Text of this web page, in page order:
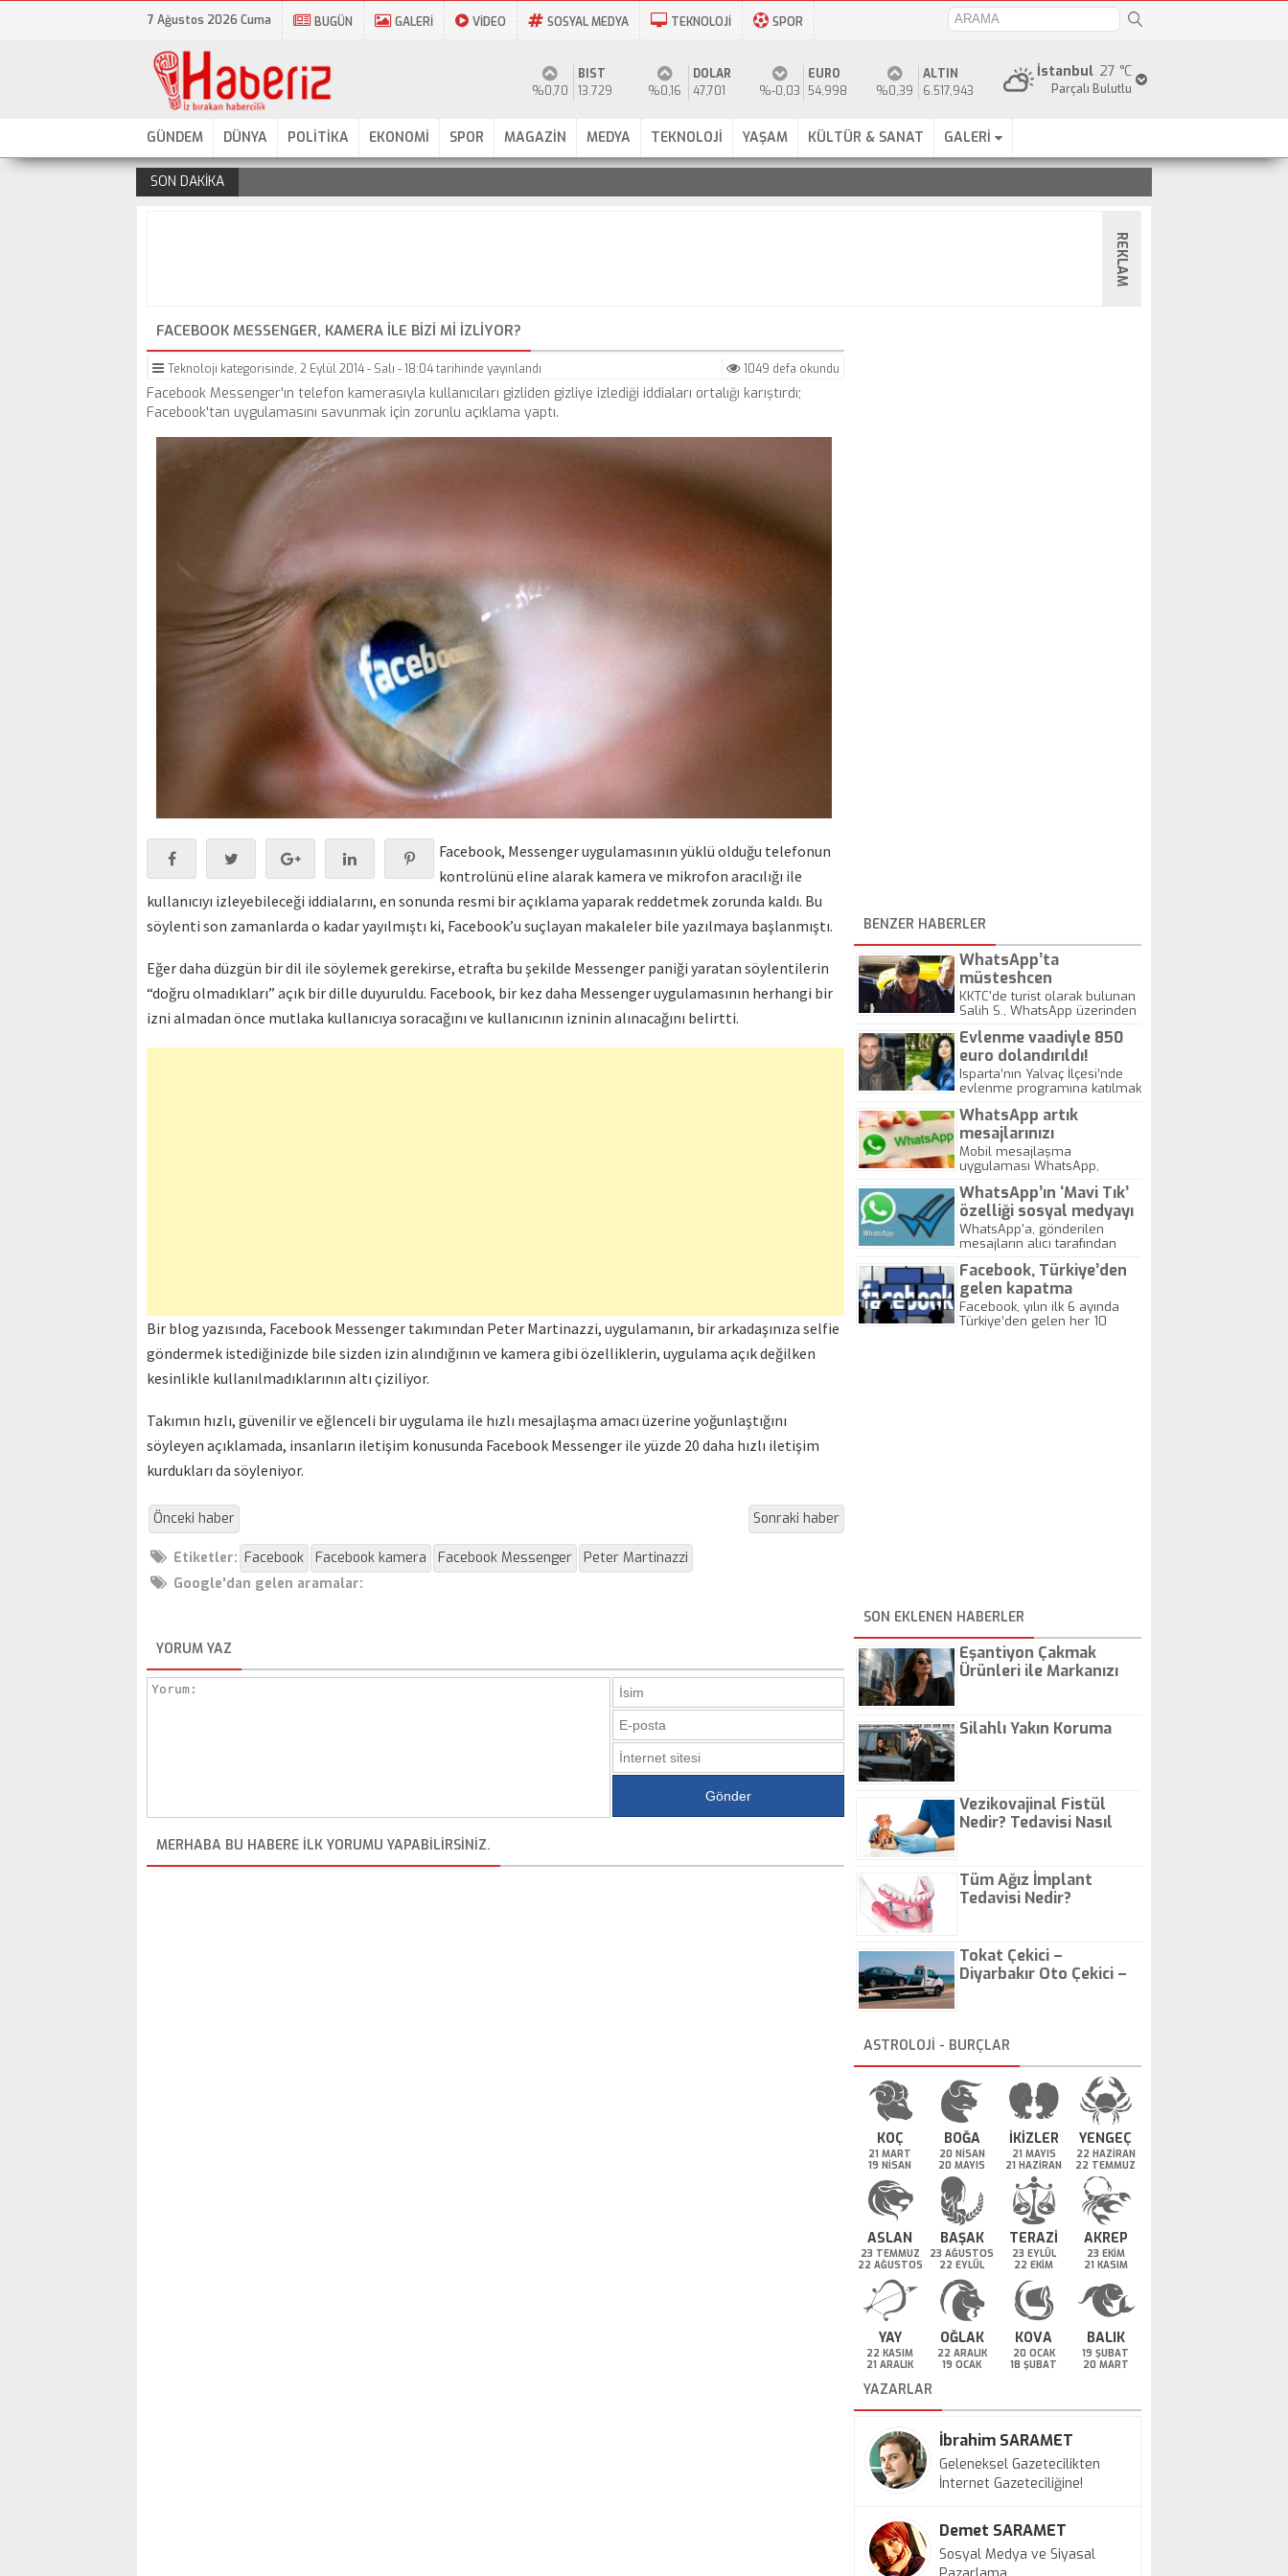
7 Ağustos 2026 Cuma BUGÜN GALERİ VİDEO SOSYAL MEDYA TEKNOLOJİ SPOR
27 °C
İstanbul
Parçalı Bulutlu
%0,70
BIST
13.729
%0,16
DOLAR
47,701
%-0,03
EURO
54,998
%0,39
ALTIN
6.517,943
GÜNDEM DÜNYA POLİTİKA EKONOMİ SPOR MAGAZİN MEDYA TEKNOLOJİ YAŞAM KÜLTÜR & SANAT GALERİ
SON DAKİKA
REKLAM
FACEBOOK MESSENGER, KAMERA ILE BIZI MI IZLIYOR?
1049 defa okundu
Teknoloji kategorisinde, 2 Eylül 2014 - Salı - 18:04tarihinde yayınlandı
Facebook Messenger'ın telefon kamerasıyla kullanıcıları gizliden gizliye izlediği iddiaları ortalığı karıştırdı;
Facebook'tan uygulamasını savunmak için zorunlu açıklama yaptı.
Facebook, Messenger uygulamasının yüklü olduğu telefonun
kontrolünü eline alarak kamera ve mikrofon aracılığı ile
kullanıcıyı izleyebileceği iddialarını, en sonunda resmi bir açıklama yaparak reddetmek zorunda kaldı. Bu
söylenti son zamanlarda o kadar yayılmıştı ki, Facebook’u suçlayan makaleler bile yazılmaya başlanmıştı.
Eğer daha düzgün bir dil ile söylemek gerekirse, etrafta bu şekilde Messenger paniği yaratan söylentilerin
“doğru olmadıkları” açık bir dille duyuruldu. Facebook, bir kez daha Messenger uygulamasının herhangi bir
izni almadan önce mutlaka kullanıcıya soracağını ve kullanıcının izninin alınacağını belirtti.
Bir blog yazısında, Facebook Messenger takımından Peter Martinazzi, uygulamanın, bir arkadaşınıza selfie
göndermek istediğinizde bile sizden izin alındığının ve kamera gibi özelliklerin, uygulama açık değilken
kesinlikle kullanılmadıklarının altı çiziliyor.
Takımın hızlı, güvenilir ve eğlenceli bir uygulama ile hızlı mesajlaşma amacı üzerine yoğunlaştığını
söyleyen açıklamada, insanların iletişim konusunda Facebook Messenger ile yüzde 20 daha hızlı iletişim
kurdukları da söyleniyor.
Önceki haber Sonraki haber
Etiketler: Facebook Facebook kamera Facebook Messenger
Peter Martinazzi
Google'dan gelen aramalar:
YORUM YAZ
MERHABA BU HABERE ILK YORUMU YAPABILIRSINIZ.
BENZER HABERLER
WhatsApp’ta
müsteshcen
görüntülerini yayan
adam tutuklandı
KKTC'de turist olarak bulunan
Salih S., WhatsApp üzerinden
kadının müstehcen
görüntülerini kaydederek
kadının eşi, akrabaları ve
arkadaşlarına yolladı. Şikayet
üzerine polisin gözaltına
aldığı Salih S. çıkarıldığı
mahkeme tarafından, 'özel
hayatın gizliliğini ihlal'
suçundan tutuklanarak
cezaevine gönderildi.
Evlenme vaadiyle 850
euro dolandırıldı!
Isparta’nın Yalvaç İlçesi’nde
evlenme programına katılmak
başvuran 32 yaşındaki Soner
Erdal, dolandırıcılara 850
euro kaptırdı.
WhatsApp artık
mesajlarınızı
şifreleyecek!
Mobil mesajlaşma
uygulaması WhatsApp,
hizmeti vermeye başlıyor.
WhatsApp mesajları artık
şifrelenebilecek.Uygulama ilk
olarak yaklaşık 500 milyon
kez indirilen WhatsApp'ın
Android uygulamasında
başlayacak.
WhatsApp’ın ‘Mavi Tık’
özelliği sosyal medyayı
yıktı!
WhatsApp'a, gönderilen
mesajların alıcı tarafından
özellik eklendi. Mavi tık olarak
tanımlanan özellik kullanıma
sunuldu.
Facebook, Türkiye’den
gelen kapatma
taleplerin çoğunu kabul
etti!
Facebook, yılın ilk 6 ayında
Türkiye’den gelen her 10
SON EKLENEN HABERLER
Eşantiyon Çakmak
Ürünleri ile Markanızı
Silahlı Yakın Koruma
Vezikovajinal Fistül
Nedir? Tedavisi Nasıl
Tüm Ağız İmplant
Tedavisi Nedir?
Tokat Çekici –
Diyarbakır Oto Çekici –
ASTROLOJİ - BURÇLAR
KOÇ
21 MART
19 NİSAN
BOĞA
20 NİSAN
20 MAYIS
İKİZLER
21 MAYIS
21 HAZİRAN
YENGEÇ
22 HAZİRAN
22 TEMMUZ
ASLAN
23 TEMMUZ
22 AĞUSTOS
BAŞAK
23 AĞUSTOS
22 EYLÜL
TERAZİ
23 EYLÜL
22 EKİM
AKREP
23 EKİM
21 KASIM
YAY
22 KASIM
21 ARALIK
OĞLAK
22 ARALIK
19 OCAK
KOVA
20 OCAK
18 ŞUBAT
BALIK
19 ŞUBAT
20 MART
YAZARLAR
İbrahim SARAMET
Geleneksel Gazetecilikten
İnternet Gazeteciliğine!
Demet SARAMET
Sosyal Medya ve Siyasal